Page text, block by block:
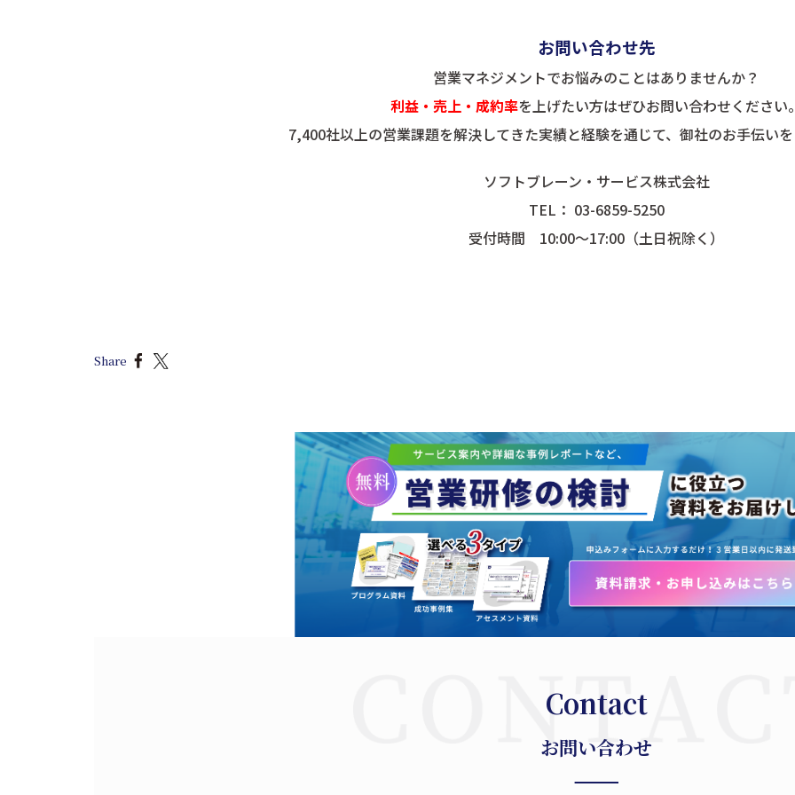
お問い合わせ先
営業マネジメントでお悩みのことはありませんか？
利益・売上・成約率を上げたい方はぜひお問い合わせください。
7,400社以上の営業課題を解決してきた実績と経験を通じて、御社のお手伝いを
ソフトブレーン・サービス株式会社
TEL： 03-6859-5250
受付時間 10:00～17:00（土日祝除く）
Share
Contact
お問い合わせ